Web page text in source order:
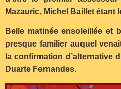
Mazauric, Michel Baillet étant
Belle matinée ensoleillée et
presque familier auquel
la confirmation d’alternative
Duarte Fernandes.